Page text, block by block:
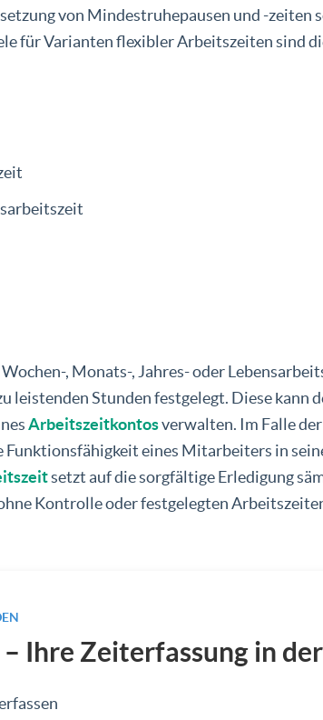
von Mindestruhepausen und -zeiten
für Varianten flexibler Arbeitszeiten sind
, Monats-, Jahres- oder
leistenden Stunden festgelegt. Diese kann
Arbeitszeitkontosverwalten. Im Falle der
Funktionsfähigkeit eines Mitarbeiters in
setzt auf die sorgfältige Erledigung
Kontrolle oder festgelegten
Ihre Zeiterfassung in